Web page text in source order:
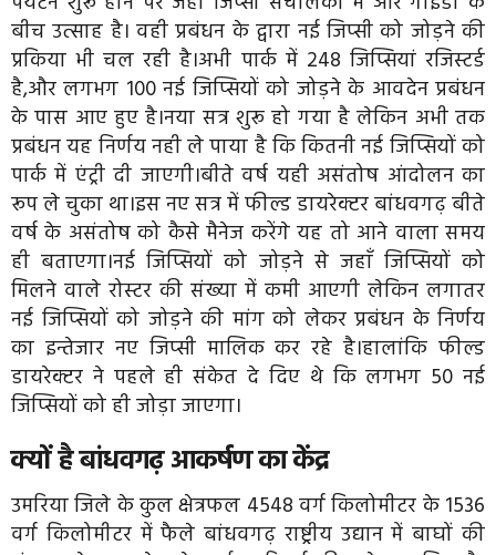
बीच उत्साह है। वही प्रबंधन के द्वारा नई जिप्सी को जोड़ने की
प्रकिया भी चल रही है।अभी पार्क में 248 जिप्सियां रजिस्टर्ड
है,और लगभग 100 नई जिप्सियों को जोड़ने के आवदेन प्रबंधन
के पास आए हुए है।नया सत्र शुरू हो गया है लेकिन अभी तक
प्रबंधन यह निर्णय नही ले पाया है कि कितनी नई जिप्सियों को
पार्क में एंट्री दी जाएगी।बीते वर्ष यही असंतोष आंदोलन का
रूप ले चुका था।इस नए सत्र में फील्ड डायरेक्टर बांधवगढ़ बीते
वर्ष के असंतोष को कैसे मैनेज करेंगे यह तो आने वाला समय
ही बताएगा।नई जिप्सियों को जोड़ने से जहाँ जिप्सियों को
मिलने वाले रोस्टर की संख्या में कमी आएगी लेकिन लगातर
नई जिप्सियों को जोड़ने की मांग को लेकर प्रबंधन के निर्णय
का इन्तेजार नए जिप्सी मालिक कर रहे है।हालांकि फील्ड
डायरेक्टर ने पहले ही संकेत दे दिए थे कि लगभग 50 नई
जिप्सियों को ही जोड़ा जाएगा।
क्यों है बांधवगढ़ आकर्षण का केंद्र
उमरिया जिले के कुल क्षेत्रफल 4548 वर्ग किलोमीटर के 1536
वर्ग किलोमीटर में फैले बांधवगढ़ राष्ट्रीय उद्यान में बाघों की